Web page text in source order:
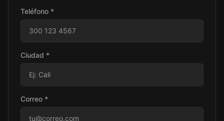
Teléfono *
Ciudad *
Correo *